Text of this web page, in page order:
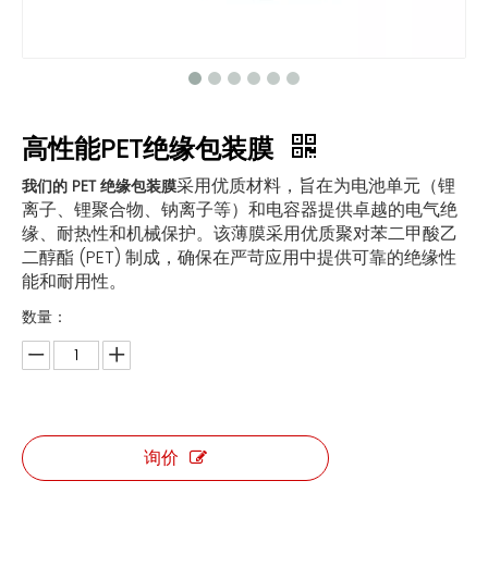
高性能PET绝缘包装膜
我们的 PET 绝缘包装膜采用优质材料，旨在为电池单元（锂
离子、锂聚合物、钠离子等）和电容器提供卓越的电气绝
缘、耐热性和机械保护。该薄膜采用优质聚对苯二甲酸乙
二醇酯 (PET) 制成，确保在严苛应用中提供可靠的绝缘性
能和耐用性。
数量：
询价